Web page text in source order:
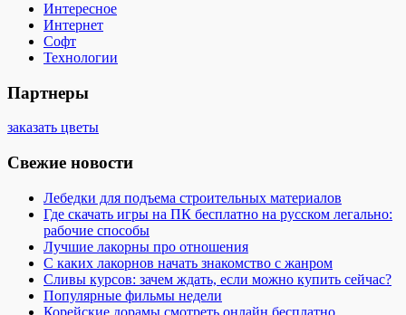
Интересное
Интернет
Софт
Технологии
Партнеры
заказать цветы
Свежие новости
Лебедки для подъема строительных материалов
Где скачать игры на ПК бесплатно на русском легально:
рабочие способы
Лучшие лакорны про отношения
С каких лакорнов начать знакомство с жанром
Сливы курсов: зачем ждать, если можно купить сейчас?
Популярные фильмы недели
Корейские дорамы смотреть онлайн бесплатно